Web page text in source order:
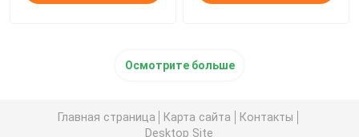
Осмотрите больше
Главная страница Карта сайта
Контакты
Desktop Site